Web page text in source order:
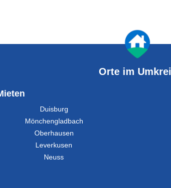
Orte im
Duisburg
Mönchengladbach
Oberhausen
Leverkusen
Neuss